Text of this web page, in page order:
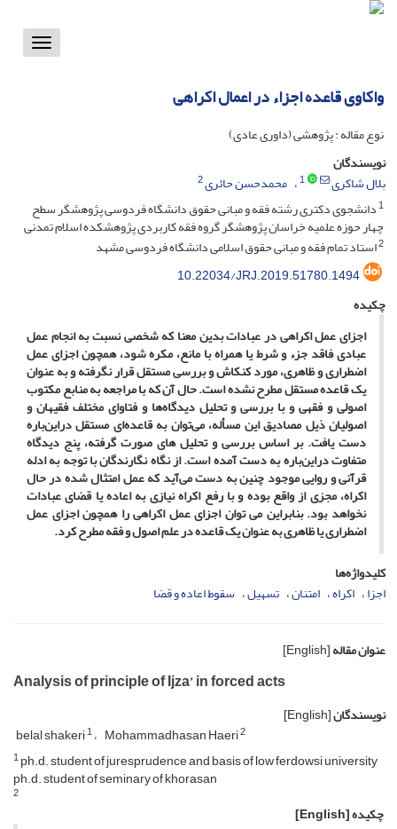
Toggle
واکاوی قاعده اجزاء در اعمال اکراهی
نوع مقاله : پژوهشی (داوری عادی)
نویسندگان
بلال شاکری
1 محمدحسن حائری2
1دانشجوی دکتری رشته فقه و مبانی حقوق دانشگاه فردوسی پژوهشگر سطح
چهار حوزه علمیه خراسان پژوهشگر گروه فقه کاربردی پژوهشکده اسلام تمدنی
2استاد تمام فقه و مبانی حقوق اسلامی دانشگاه فردوسی مشهد
10.22034/JRJ.2019.51780.1494
چکیده
اجزای عمل اکراهی در عبادات بدین معنا که شخصی نسبت به انجام عمل
عبادی فاقد جزء و شرط یا همراه با مانع، مکره شود، همچون اجزای عمل
اضطراری و ظاهری، مورد کنکاش و بررسی مستقل قرار نگرفته و به عنوان
یک قاعده مستقل مطرح نشده است. حال آن که با مراجعه به منابع مکتوب
اصولی و فقهی و با بررسی و تحلیل دیدگاه‌ها و فتاوای مختلف فقیهان و
اصولیان ذیل مصادیق این مسأله، می‌توان به قاعده‌ای مستقل دراین‌باره
دست یافت. بر اساس بررسی و تحلیل های صورت گرفته، پنج دیدگاه
متفاوت دراین‌باره به دست آمده است. از نگاه نگارندگان با توجه به ادله
قرآنی و روایی موجود چنین به دست‌ می‌آید که عمل امتثال شده در حال
اکراه، مجزی از واقع بوده و با رفع اکراه نیازی به اعاده یا قضای عبادات
نخواهد بود. بنابراین می‌ توان اجزای عمل اکراهی را همچون اجزای عمل
اضطراری یا ظاهری به عنوان یک قاعده در علم اصول و فقه مطرح کرد.
کلیدواژه‌ها
اجزا اکراه امتنان تسهیل سقوط اعاده و قضا
عنوان مقاله[English]
Analysis of principle of Ijza’ in forced acts
نویسندگان[English]
belal shakeri1 Mohammadhasan Haeri2
1ph.d. student of juresprudence and basis of low ferdowsi university
ph.d. student of seminary of khorasan
2
چکیده[English]